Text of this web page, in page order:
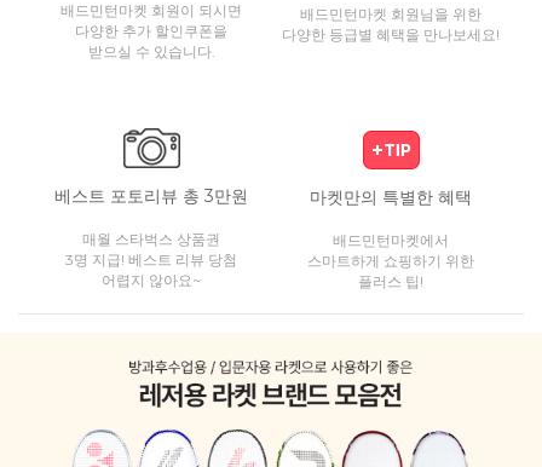
배드민턴마켓 회원이 되시면
다양한 추가 할인쿠폰을
받으실 수 있습니다.
배드민턴마켓 회원님을 위한
다양한 등급별 혜택을 만나보세요!
베스트 포토리뷰 총 3만원
매월 스타벅스 상품권
3명 지급! 베스트 리뷰 당첨
어렵지 않아요~
마켓만의 특별한 혜택
배드민턴마켓에서
스마트하게 쇼핑하기 위한
플러스 팁!